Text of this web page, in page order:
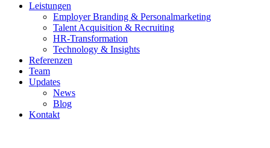
Leistungen
Employer Branding & Personalmarketing
Talent Acquisition & Recruiting
HR-Transformation
Technology & Insights
Referenzen
Team
Updates
News
Blog
Kontakt